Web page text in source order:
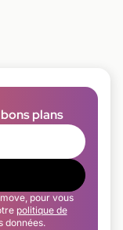
plans
pour vous
politique de
données.